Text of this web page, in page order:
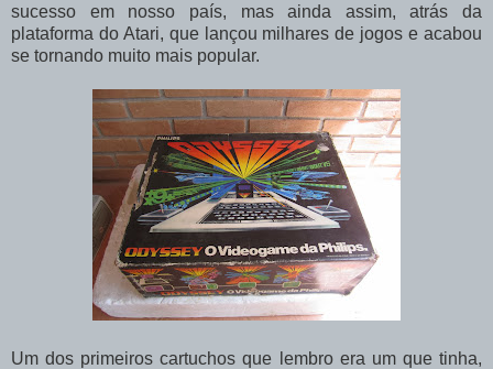
sucesso em nosso país, mas ainda assim, atrás da
plataforma do Atari, que lançou milhares de jogos e acabou
se tornando muito mais popular.
Um dos primeiros cartuchos que lembro era um que tinha,